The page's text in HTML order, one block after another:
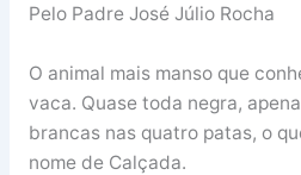
Pelo Padre José Júlio Rocha
O animal mais manso que
vaca. Quase toda negra,
brancas nas quatro patas, o
nome de Calçada.